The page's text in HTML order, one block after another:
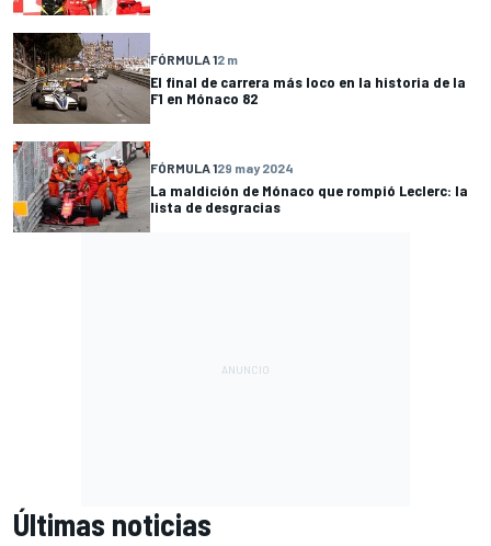
FÓRMULA 12 m
El final de carrera más loco en la historia de la
F1 en Mónaco 82
FÓRMULA 129 may 2024
La maldición de Mónaco que rompió Leclerc: la
lista de desgracias
Últimas noticias